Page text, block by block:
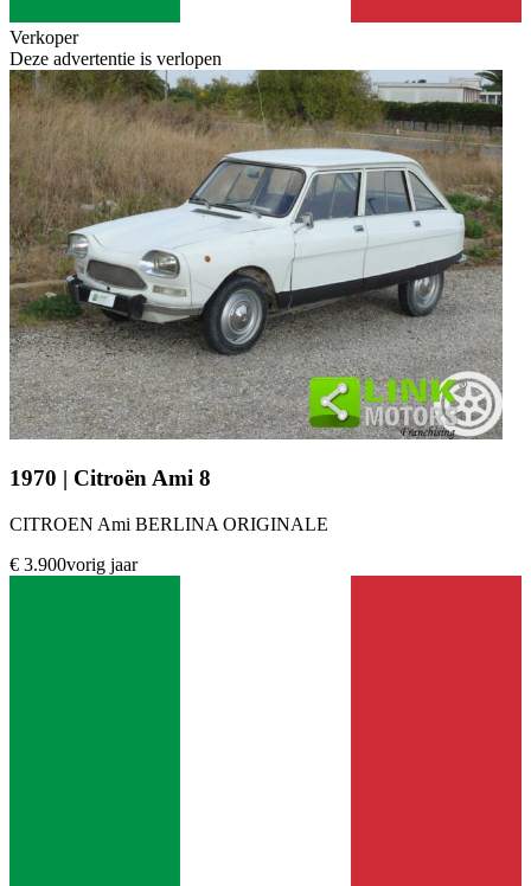
Verkoper
Deze advertentie is verlopen
1970 | Citroën Ami 8
CITROEN Ami BERLINA ORIGINALE
€ 3.900vorig jaar